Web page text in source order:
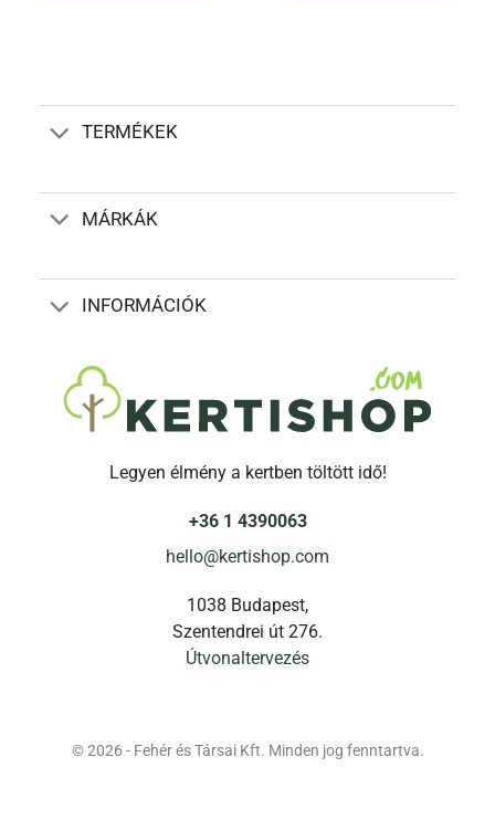
TERMÉKEK
MÁRKÁK
INFORMÁCIÓK
Legyen élmény a kertben töltött idő!
+36 1 4390063
hello@kertishop.com
1038 Budapest,
Szentendrei út 276.
Útvonaltervezés
© 2026 - Fehér és Társai Kft. Minden jog fenntartva.